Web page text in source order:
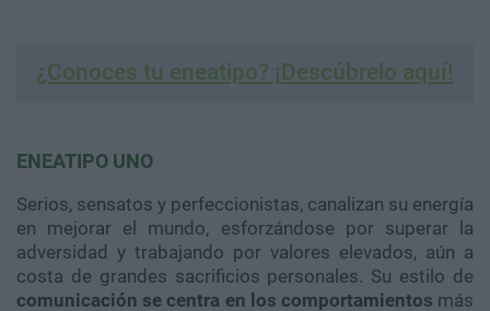
¿Conoces tu eneatipo? ¡Descúbrelo aquí!
ENEATIPO UNO
Serios, sensatos y perfeccionistas, canalizan su energía
en mejorar el mundo, esforzándose por superar la
adversidad y trabajando por valores elevados, aún a
costa de grandes sacrificios personales. Su estilo de
comunicación se centra en los comportamientos más